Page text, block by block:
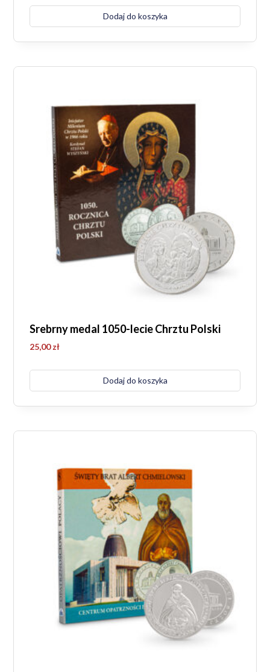
Dodaj do koszyka
Srebrny medal 1050-lecie Chrztu Polski
25,00zł
Dodaj do koszyka